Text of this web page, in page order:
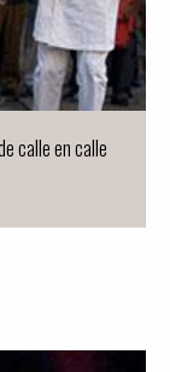
calle en calle